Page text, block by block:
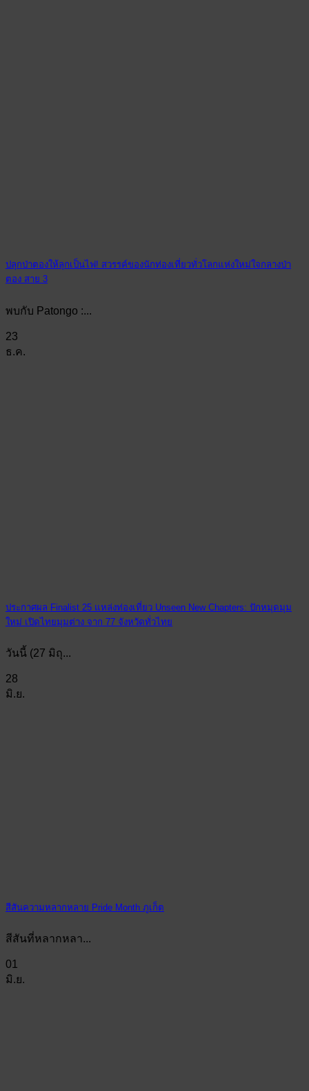
ปลุกป่าตองให้ลุกเป็นไฟ! สวรรค์ของนักท่องเที่ยวทั่วโลกแห่งใหม่ใจกลางป่า
ตอง สาย 3
พบกับ Patongo :...
23
ธ.ค.
ประกาศผล Finalist 25 แหล่งท่องเที่ยว Unseen New Chapters: ปักหมุดมุม
ใหม่ เปิดไทยมุมต่าง จาก 77 จังหวัดทั่วไทย
วันนี้ (27 มิถุ...
28
มิ.ย.
สีสันความหลากหลาย Pride Month ภูเก็ต
สีสันที่หลากหลา...
01
มิ.ย.